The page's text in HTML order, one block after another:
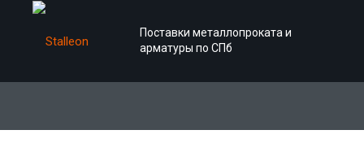
Поставки металлопроката и
арматуры по СПб